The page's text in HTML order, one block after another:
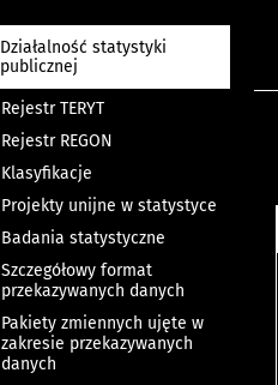
Działalność statystyki
publicznej
Rejestr TERYT
Rejestr REGON
Klasyfikacje
Projekty unijne w statystyce
Badania statystyczne
Szczegółowy format
przekazywanych danych
Pakiety zmiennych ujęte w
zakresie przekazywanych
danych